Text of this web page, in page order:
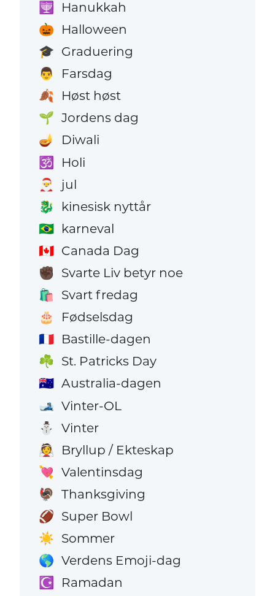
🕎 Hanukkah
🎃 Halloween
🎓 Graduering
👨 Farsdag
🍂 Høst høst
🌱 Jordens dag
🪔 Diwali
🕉️ Holi
🎅 jul
🐉 kinesisk nyttår
🇧🇷 karneval
🇨🇦 Canada Dag
✊🏿 Svarte Liv betyr noe
🛍️ Svart fredag
🎂 Fødselsdag
🇫🇷 Bastille-dagen
☘️ St. Patricks Day
🇦🇺 Australia-dagen
🎿 Vinter-OL
⛄ Vinter
👰 Bryllup / Ekteskap
💘 Valentinsdag
🦃 Thanksgiving
🏈 Super Bowl
☀️ Sommer
🌎 Verdens Emoji-dag
☪️ Ramadan